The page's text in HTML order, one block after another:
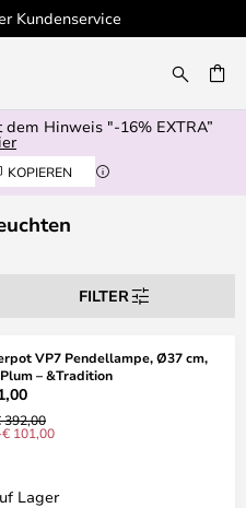
Kundenservice
Hinweis "-16% EXTRA”
KOPIEREN
FILTER
VP7 Pendellampe, Ø37 cm,
– &Tradition
392,00
101,00
Lager